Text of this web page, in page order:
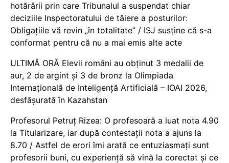
hotărârii prin care Tribunalul a suspendat chiar
deciziile Inspectoratului de tăiere a posturilor:
Obligațiile vă revin „în totalitate” / ISJ susține că s-a
conformat pentru că nu a mai emis alte acte
ULTIMĂ ORĂ Elevii români au obținut 3 medalii de
aur, 2 de argint și 3 de bronz la Olimpiada
Internațională de Inteligență Artificială – IOAI 2026,
desfășurată în Kazahstan
Profesorul Petruț Rizea: O profesoară a luat nota 4.90
la Titularizare, iar după contestații nota a ajuns la
8.70 / Astfel de erori îmi arată ce entuziasmați sunt
profesorii buni, cu experiență să vină la corectat și ce